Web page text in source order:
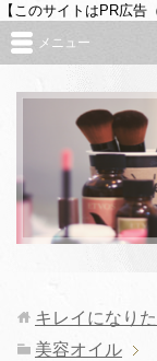
【このサイトはPR広告
メニュー
キレイになり
美容オイル